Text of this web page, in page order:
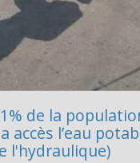
de la
accès l’eau
l'hydraulique)